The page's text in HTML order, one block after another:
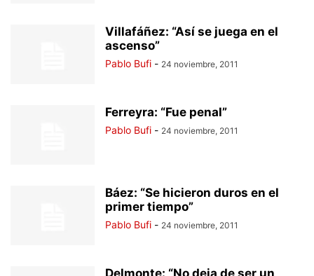
Villafáñez: “Así se juega en el
ascenso”
Pablo Bufi - 24 noviembre, 2011
Ferreyra: “Fue penal”
Pablo Bufi - 24 noviembre, 2011
Báez: “Se hicieron duros en el
primer tiempo”
Pablo Bufi - 24 noviembre, 2011
Delmonte: “No deja de ser un